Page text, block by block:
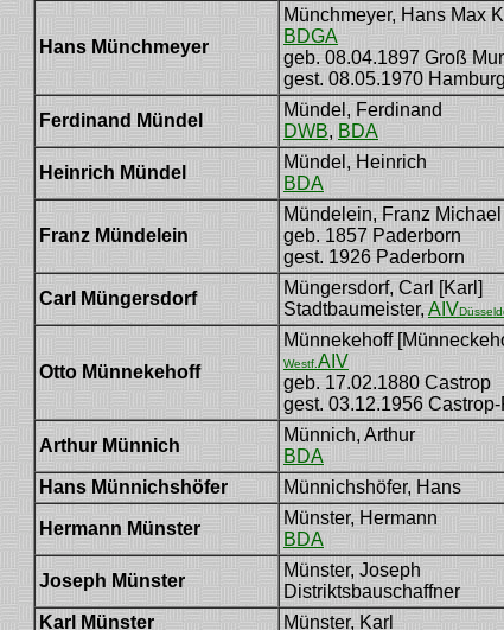
Hans Münchmeyer
Münchmeyer, Hans Max
BDGA
geb. 08.04.1897 Groß
gest. 08.05.1970 Hamburg
Ferdinand Mündel
Mündel, Ferdinand
DWB, BDA
Heinrich Mündel
Mündel, Heinrich
BDA
Franz Mündelein
Mündelein, Franz Michael
geb. 1857 Paderborn
gest. 1926 Paderborn
Carl Müngersdorf
Müngersdorf, Carl [Karl]
Stadtbaumeister, AIV
Otto Münnekehoff
Münnekehoff
Westf. AIV
geb. 17.02.1880 Castrop
gest. 03.12.1956 Castrop-
Arthur Münnich
Münnich, Arthur
BDA
Hans Münnichshöfer Münnichshöfer, Hans
Hermann Münster
Münster, Hermann
BDA
Joseph Münster
Münster, Joseph
Distriktsbauschaffner
Karl Münster Münster, Karl